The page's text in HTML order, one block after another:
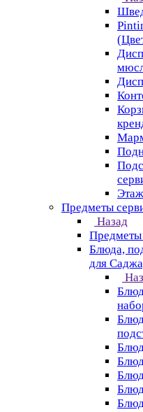
Предметы
Назад
Предметы
Блюда,
для